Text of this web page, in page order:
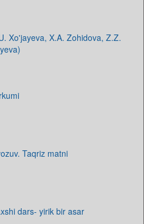
Xo'jayeva, X.A. Zohidova, Z.Z.
Taqriz matni
dars- yirik bir asar